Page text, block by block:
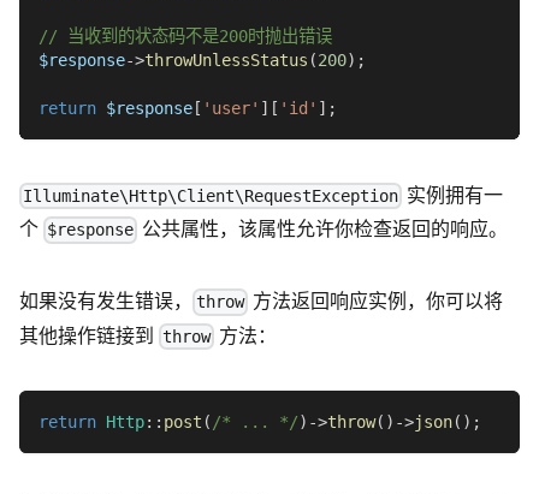
// 当收到的状态码不是200时抛出错误
$response->throwUnlessStatus (200) ;
return $response [ 'user' ] [ 'id' ] ;
Illuminate\Http\Client\RequestException 实例拥有一
个 $response 公共属性，该属性允许你检查返回的响应。
如果没有发生错误， throw 方法返回响应实例，你可以将
其他操作链接到 throw 方法：
return Http:: post ( /* ... */) ->throw( ) ->json( ) ;